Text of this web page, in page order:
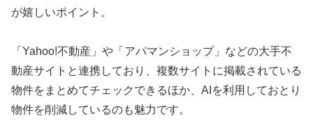
が嬉しいポイント。
「Yahoo!不動産」や「アパマンショップ」などの大手不
動産サイトと連携しており、複数サイトに掲載されている
物件をまとめてチェックできるほか、AIを利用しておとり
物件を削減しているのも魅力です。